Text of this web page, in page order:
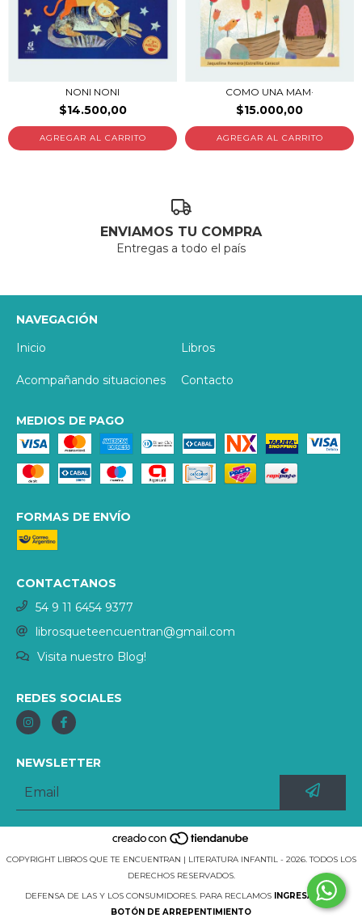
NONI NONI
$14.500,00
COMO UNA MAM·
$15.000,00
ENVIAMOS TU COMPRA
Entregas a todo el país
NAVEGACIÓN
Inicio
Libros
Acompañando situaciones Contacto
MEDIOS DE PAGO
FORMAS DE ENVÍO
CONTACTANOS
54 9 11 6454 9377
librosqueteencuentran@gmail.com
Visita nuestro Blog!
REDES SOCIALES
NEWSLETTER
COPYRIGHT LIBROS QUE TE ENCUENTRAN | LITERATURA INFANTIL - 2026. TODOS LOS
DERECHOS RESERVADOS.
DEFENSA DE LAS Y LOS CONSUMIDORES. PARA RECLAMOS
INGRESÁ ACÁ.
BOTÓN DE ARREPENTIMIENTO